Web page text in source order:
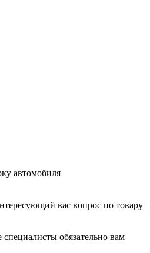
автомобиля
вас вопрос по товару
обязательно вам